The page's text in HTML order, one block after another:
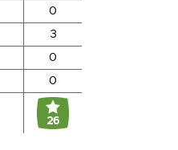
0
3
0
0
26